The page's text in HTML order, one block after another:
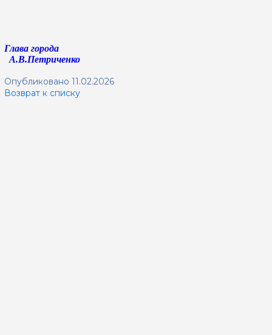
Глава города
А.В.Петриченко
Опубликовано 11.02.2026
Возврат к списку